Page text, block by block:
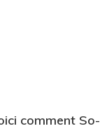
comment So-